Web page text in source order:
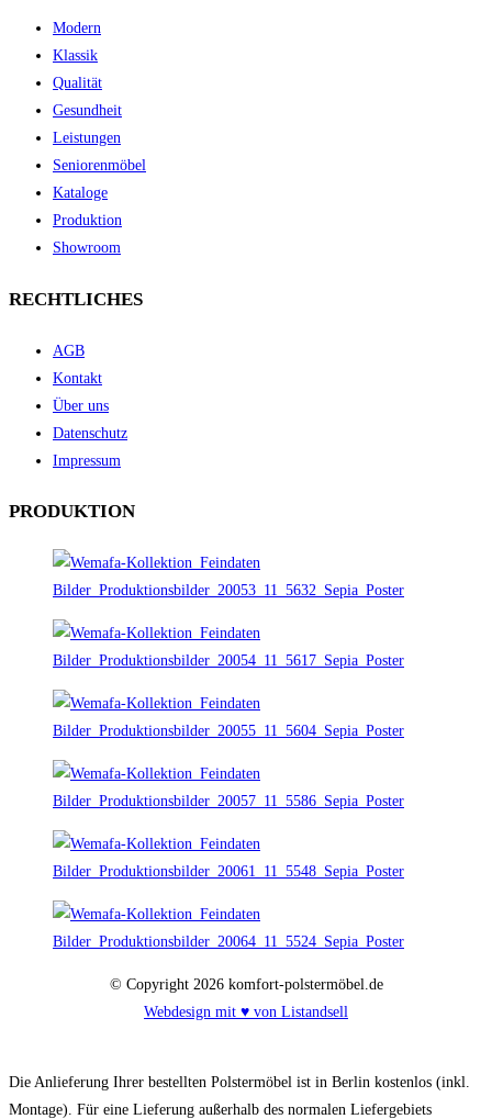
Modern
Klassik
Qualität
Gesundheit
Leistungen
Seniorenmöbel
Kataloge
Produktion
Showroom
RECHTLICHES
AGB
Kontakt
Über uns
Datenschutz
Impressum
PRODUKTION
© Copyright 2026 komfort-polstermöbel.de
Webdesign mit ♥ von Listandsell
Die Anlieferung Ihrer bestellten Polstermöbel ist in Berlin kostenlos (inkl.
Montage). Für eine Lieferung außerhalb des normalen Liefergebiets